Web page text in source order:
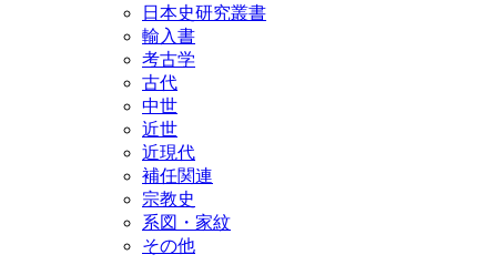
日本史研究叢書
輸入書
考古学
古代
中世
近世
近現代
補任関連
宗教史
系図・家紋
その他